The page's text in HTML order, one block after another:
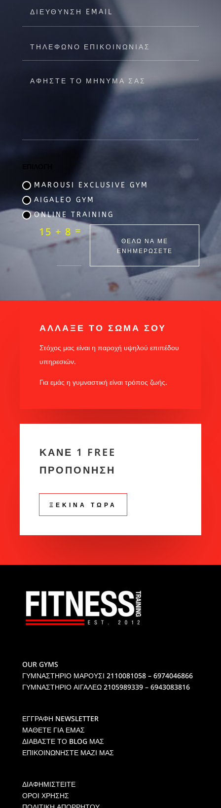
MAROUSI EXCLUSIVE GYM
AIGALEO GYM
ONLINE TRAINING
15 + 8 =
ΘΕΛΩ ΝΑ ΜΕ
ΕΝΗΜΕΡΩΣΕΤΕ
ΑΛΛΑΞΕ ΤΟ ΣΩΜΑ ΣΟΥ
Στόχος μας είναι η παροχή υψηλού επιπέδου
υπηρεσιών.
Για εμάς η γυμναστική είναι τρόπος ζωής.
ΚΑΝΕ 1 FREE
ΠΡΟΠΟΝΗΣΗ
ΞΕΚΙΝΑ ΤΩΡΑ
OUR GYMS
ΓΥΜΝΑΣΤΗΡΙΟ ΜΑΡΟΥΣΙ 2110081058 – 6974046866
ΓΥΜΝΑΣΤΗΡΙΟ ΑΙΓΑΛΕΩ2105989339 – 6943083816
ΕΓΓΡΑΦΗ NEWSLETTER
ΜΑΘΕΤΕ ΓΙΑ ΕΜΑΣ
ΔΙΑΒΑΣΤΕ ΤΟ BLOG ΜΑΣ
ΕΠΙΚΟΙΝΩΝΗΣΤΕ ΜΑΖΙ ΜΑΣ
ΔΙΑΦΗΜΙΣΤΕΙΤΕ
ΟΡΟΙ ΧΡΗΣΗΣ